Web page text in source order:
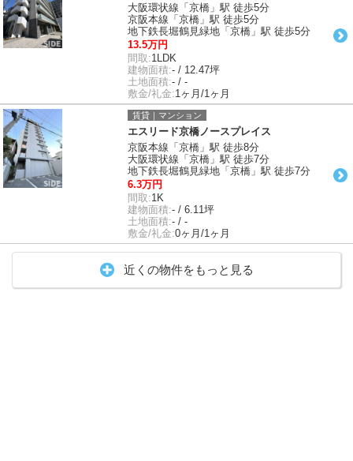
大阪環状線「京橋」駅 徒歩5分
京阪本線「京橋」駅 徒歩5分
地下鉄長堀鶴見緑地「京橋」駅 徒歩5分
13.5万円
間取:1LDK
建物面積:- / 12.47坪
土地面積:- / -
敷金/礼金:1ヶ月/1ヶ月
賃貸｜マンション
エスリード京橋ノースプレイス
京阪本線「京橋」駅 徒歩8分
大阪環状線「京橋」駅 徒歩7分
地下鉄長堀鶴見緑地「京橋」駅 徒歩7分
6.3万円
間取:1K
建物面積:- / 6.11坪
土地面積:- / -
敷金/礼金:0ヶ月/1ヶ月
近くの物件をもっと見る